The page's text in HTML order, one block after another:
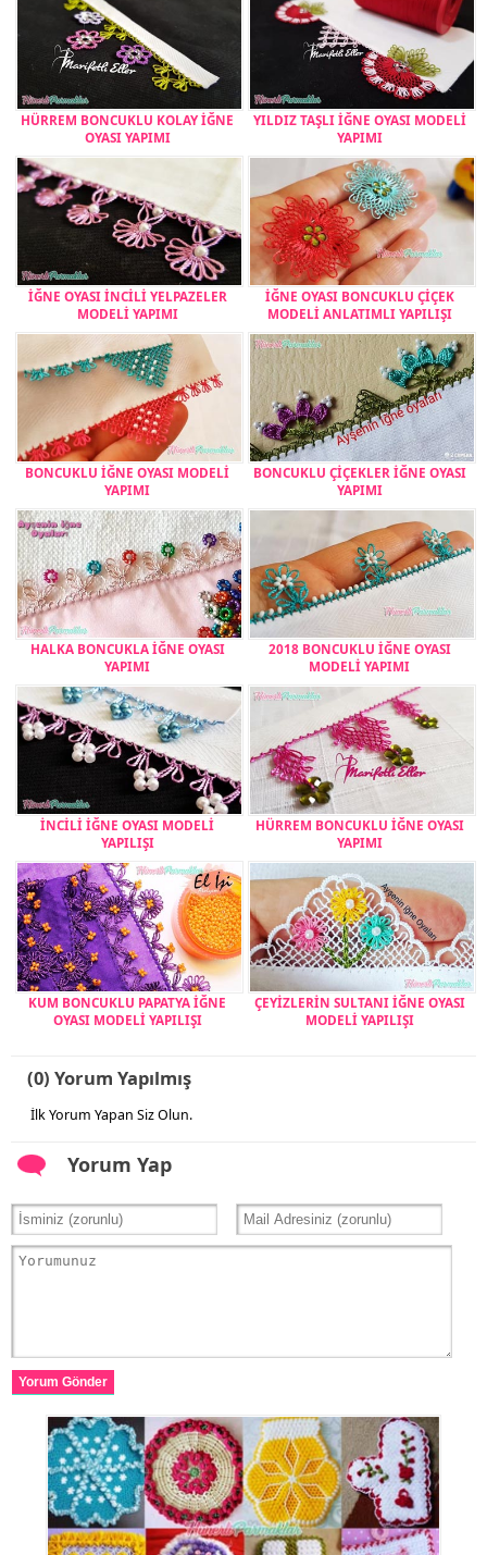
HÜRREM BONCUKLU KOLAY İĞNE
OYASI YAPIMI
YILDIZ TAŞLI İĞNE OYASI MODELİ
YAPIMI
İĞNE OYASI İNCİLİ YELPAZELER
MODELİ YAPIMI
İĞNE OYASI BONCUKLU ÇİÇEK
MODELİ ANLATIMLI YAPILIŞI
BONCUKLU İĞNE OYASI MODELİ
YAPIMI
BONCUKLU ÇİÇEKLER İĞNE OYASI
YAPIMI
HALKA BONCUKLA İĞNE OYASI
YAPIMI
2018 BONCUKLU İĞNE OYASI
MODELİ YAPIMI
İNCİLİ İĞNE OYASI MODELİ
YAPILIŞI
HÜRREM BONCUKLU İĞNE OYASI
YAPIMI
KUM BONCUKLU PAPATYA İĞNE
OYASI MODELİ YAPILIŞI
ÇEYİZLERİN SULTANI İĞNE OYASI
MODELİ YAPILIŞI
(0) Yorum Yapılmış
İlk Yorum Yapan Siz Olun.
Yorum Yap
Yorum Gönder